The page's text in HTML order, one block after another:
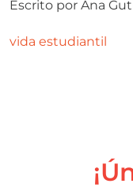
Escrito por Ana
vida estudiantil